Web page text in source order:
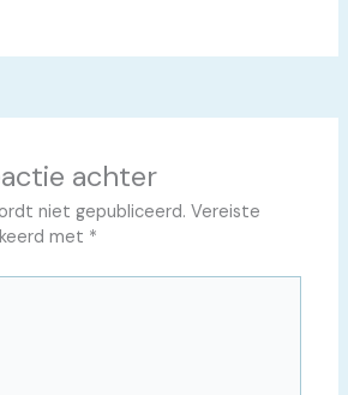
achter
niet gepubliceerd. Vereiste
met *